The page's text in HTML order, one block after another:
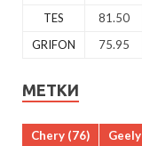
TES
81.50
GRIFON
75.95
МЕТКИ
Chery (76) Geely